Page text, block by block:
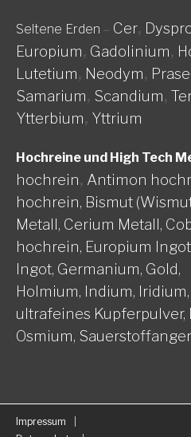
Seltene Erden – Cer,
Europium, Gadolinium,
Lutetium, Neodym,
Samarium, Scandium,
Ytterbium, Yttrium
Hochreine und High Tech
hochrein, Antimon
hochrein, Bismut
Metall, Cerium Metall,
hochrein, Europium
Ingot, Germanium, Gold,
Holmium, Indium, Iridium,
ultrafeines Kupferpulver,
Osmium,
Impressum